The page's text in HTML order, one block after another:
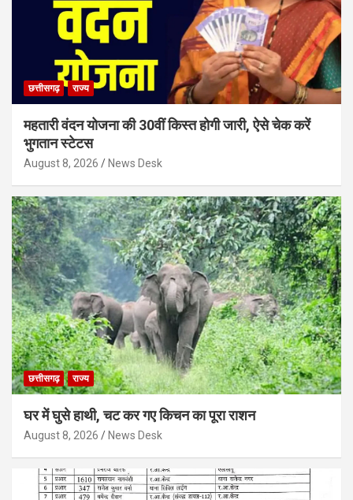
छत्तीसगढ़ राज्य
महतारी वंदन योजना की 30वीं किस्त होगी जारी, ऐसे चेक करें
भुगतान स्टेटस
August 8, 2026 News Desk
छत्तीसगढ़ राज्य
घर में घुसे हाथी, चट कर गए किचन का पूरा राशन
August 8, 2026 News Desk